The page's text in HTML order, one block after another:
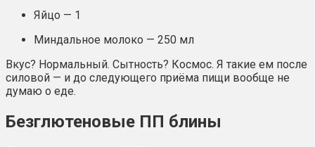
Яйцо — 1
Миндальное молоко — 250 мл
Вкус? Нормальный. Сытность? Космос. Я такие ем после
силовой — и до следующего приёма пищи вообще не
думаю о еде.
Безглютеновые ПП блины